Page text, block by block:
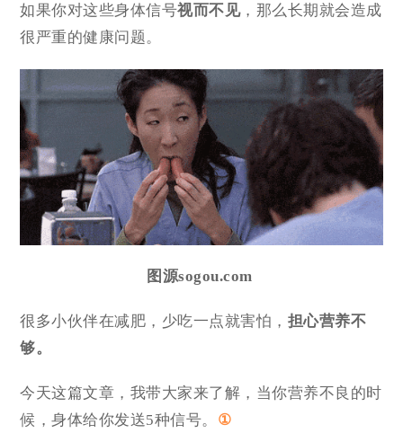
如果你对这些身体信号视而不见，那么长期就会造成
很严重的健康问题。
图源sogou.com
很多小伙伴在减肥，少吃一点就害怕， 担心营养不
够。
今天这篇文章，我带大家来了解，当你营养不良的时
候，身体给你发送5种信号。 ①